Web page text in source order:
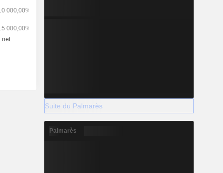
Suite du Palmarès
Palmarès